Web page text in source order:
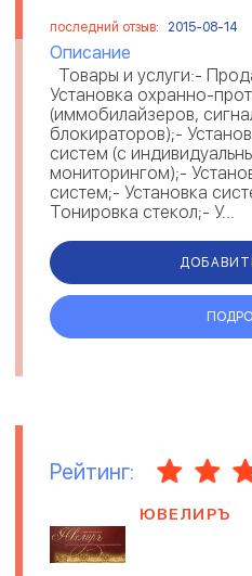
последний отзыв: 2015-08-14
Описание
Товары и услуги:-
Установка охранно-
(иммобилайзеров,
блокираторов);-
систем (с
мониторингом);-
систем;- Установка
Тонировка стекол;- У...
Рейтинг:
ЮВЕЛИРЪ